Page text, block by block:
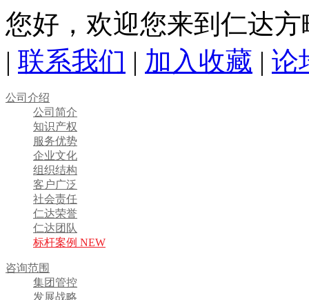
您好，欢迎您来到仁达方
| 联系我们 | 加入收藏 | 论
公司介绍
公司简介
知识产权
服务优势
企业文化
组织结构
客户广泛
社会责任
仁达荣誉
仁达团队
标杆案例 NEW
咨询范围
集团管控
发展战略